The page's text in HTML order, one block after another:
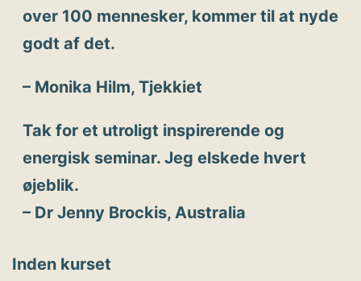
over 100 mennesker, kommer til at nyde
godt af det.
– Monika Hilm, Tjekkiet
Tak for et utroligt inspirerende og
energisk seminar. Jeg elskede hvert
øjeblik.
– Dr Jenny Brockis, Australia
Inden kurset